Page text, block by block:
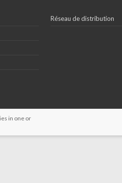
Réseau de distribution
in one or